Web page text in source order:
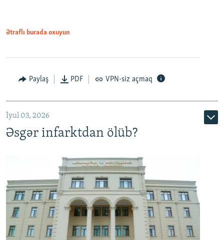
Auto 240p 360p 480p
720p 1080p
Ətraflı burada oxuyun
Paylaş PDF VPN-siz açmaq
İyul 03, 2026
Əsgər infarktdan ölüb?